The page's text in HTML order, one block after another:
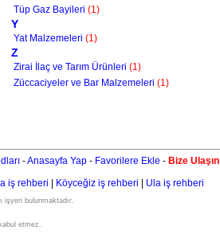
Tüp Gaz Bayileri (1)
Y
Yat Malzemeleri (1)
Z
Zirai İlaç ve Tarım Ürünleri (1)
Züccaciyeler ve Bar Malzemeleri (1)
-Anasayfa Yap - Favorilere Ekle - Bize Ulaşın
iş rehberi Köyceğiz iş rehberi Ula iş rehberi
işyeri bulunmaktadır.
etmez.